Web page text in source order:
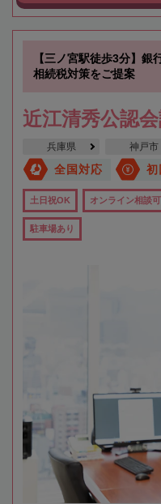
【三ノ宮駅徒歩3分】
相続税対策をご提案
近江清秀公認
兵庫県 神戸市
全国対応 初
土日祝OK オンライン相談可
駐車場あり